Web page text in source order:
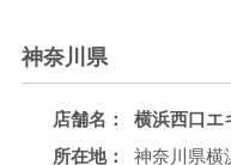
神奈川県
店舗名：
横浜西口エ
所在地：
神奈川県横